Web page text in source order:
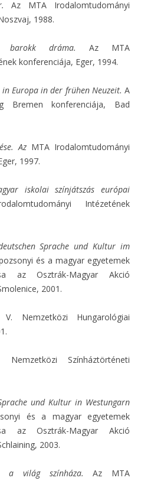
Az MTA Irodalomtudományi
1988.
dráma. Az MTA
konferenciája, Eger, 1994.
in Europa in der frühen Neuzeit. A
Bremen konferenciája, Bad
Az MTA Irodalomtudományi
1997.
iskolai színjátszás európai
Intézetének
Sprache und Kultur im
és a magyar egyetemek
az Osztrák-Magyar Akció
2001.
V. Nemzetközi Hungarológiai
Nemzetközi Színháztörténeti
und Kultur in Westungarn
és a magyar egyetemek
az Osztrák-Magyar Akció
2003.
világ színháza. Az MTA